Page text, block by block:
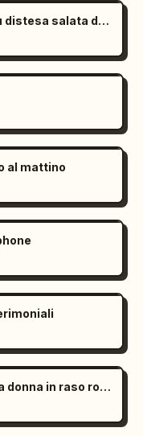
Still cinematografico di moda su distesa salata dall'atmosfera malinconica
al mattino
Ritratto illuminato dal sole di una donna in raso rosso